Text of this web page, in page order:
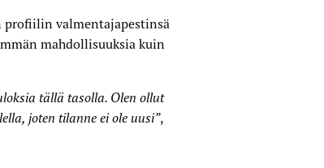
profiilin valmentaja­pestinsä
mahdollisuuksia kuin
tällä tasolla. Olen ollut
joten tilanne ei ole uusi”,